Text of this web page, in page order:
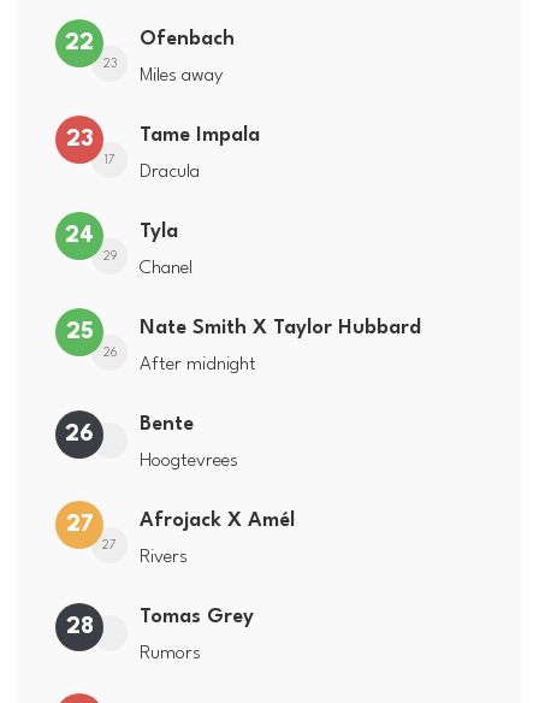
22
23
Ofenbach
Miles away
23
17
Tame Impala
Dracula
24
29
Tyla
Chanel
25
26
Nate Smith X Taylor Hubbard
After midnight
26 Bente
Hoogtevrees
27
27
Afrojack X Amél
Rivers
28 Tomas Grey
Rumors